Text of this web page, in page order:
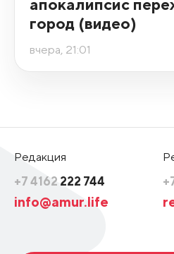
апокалипсис
город (видео)
вчера, 21:01
Редакция
+7 4162 222 744
info@amur.life